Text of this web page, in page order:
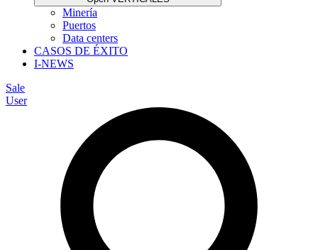
Minería
Puertos
Data centers
CASOS DE ÉXITO
I-NEWS
Sale
User